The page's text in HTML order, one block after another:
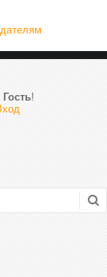
Гость!